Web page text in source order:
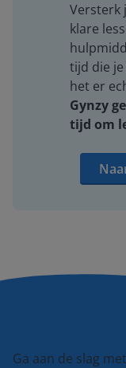
Versterk
klare
tijd die
het er
Gynzy
tijd om
Ga aan de slag